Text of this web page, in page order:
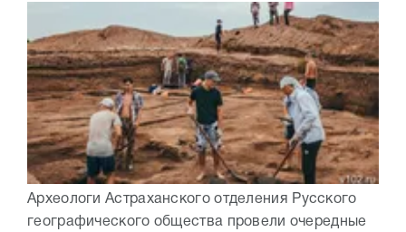
Археологи Астраханского отделения Русского
географического общества провели очередные